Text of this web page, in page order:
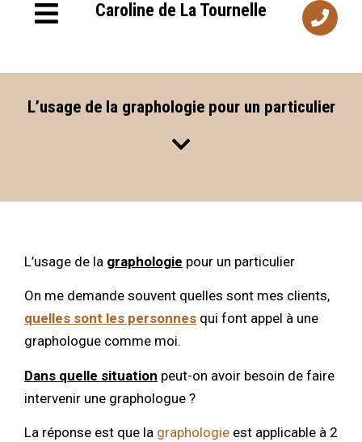
Caroline de La Tournelle
L’usage de la graphologie pour un particulier
L’usage de la graphologie pour un particulier
On me demande souvent quelles sont mes clients,
quelles sont les personnes qui font appel à une
graphologue comme moi.
Dans quelle situation peut-on avoir besoin de faire
intervenir une graphologue ?
La réponse est que la graphologie est applicable à 2